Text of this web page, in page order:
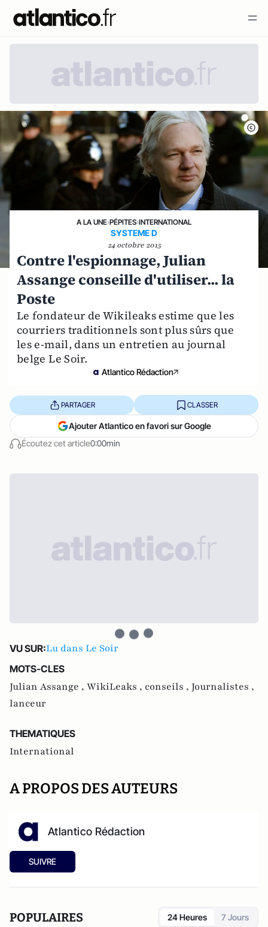
A LA UNE›PÉPITES›INTERNATIONAL
SYSTEME D
24 octobre 2015
Contre l'espionnage, Julian
Assange conseille d'utiliser... la
Poste
Le fondateur de Wikileaks estime que les
courriers traditionnels sont plus sûrs que
les e-mail, dans un entretien au journal
belge Le Soir.
Atlantico Rédaction
Écoutez cet article0:00min
PARTAGER CLASSER
Ajouter Atlantico en favori sur Google
VU SUR:Lu dans Le Soir
MOTS-CLES
Julian Assange , WikiLeaks , conseils , Journalistes ,
lanceur
THEMATIQUES
International
A PROPOS DES AUTEURS
Atlantico Rédaction
SUIVRE
POPULAIRES 24 Heures 7 Jours